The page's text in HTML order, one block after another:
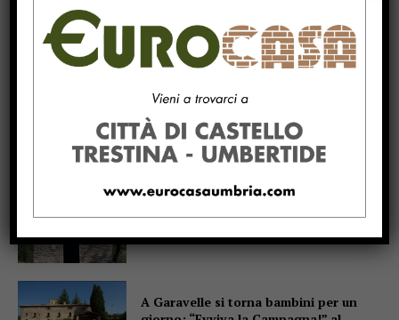
Due anziani, un finto poliziotto e un
inseguimento sulla E45
Pensiline fotovoltaiche sopra i
parcheggi, Minciotti (Pd):
“Rendiamole obbligatorie”
La campana che non suona, e proprio
per questo parla
A Garavelle si torna bambini per un